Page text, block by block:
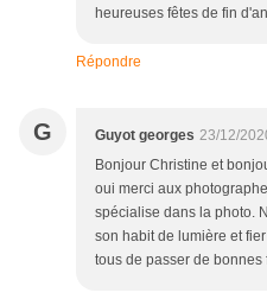
heureuses fêtes de fin
Répondre
G Guyot georges 23/12/
Bonjour Christine et
oui merci aux
spécialise dans la photo.
son habit de lumière et
tous de passer de bonnes